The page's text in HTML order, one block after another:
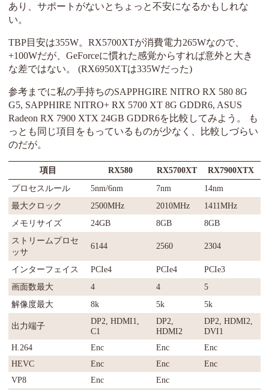
あり、サポートがないとちょっと不安になるかもしれな
い。
TBP目安は355W。RX5700XTが消費電力265Wなので、
+100Wだが、GeForceに慣れた感覚からすれば意外と大き
な差ではない。 (RX6950XTは335Wだった)
参考までに私の手持ちのSAPPHGIRE NITRO RX 580 8G
G5, SAPPHIRE NITRO+ RX 5700 XT 8G GDDR6, ASUS
Radeon RX 7900 XTX 24GB GDDR6を比較してみよう。 も
っとも同じ項目をもっているものが少なく、比較しづらい
のだが。
項目 RX580 RX5700XT
RX7900XTX
プロセスルール
5nm/6nm 7nm
14nm
最大クロック
2500MHz 2010MHz
1411MHz
メモリサイズ
24GB 8GB
8GB
ストリームプロセ
ッサ
6144 2560 2304
インターフェイス PCIe4 PCIe4
PCIe3
画面数最大
4 4
5
解像度最大
8k 5k 5k
出力端子
DP2, HDMI1,
C1
DP2,
HDMI2
DP2, HDMI2,
DVI1
H.264
Enc Enc
Enc
HEVC
Enc Enc
Enc
VP8
Enc
Enc